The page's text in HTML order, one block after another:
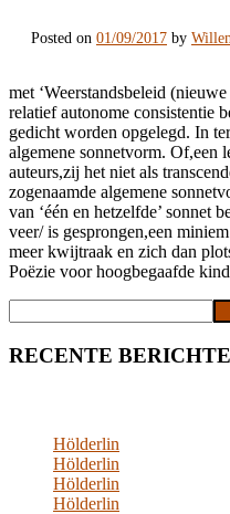
Posted on 01/09/2017 by
met ‘Weerstandsbeleid
relatief autonome consistentie
gedicht worden opgelegd. In
algemene sonnetvorm. Of,een
auteurs,zij het niet als
zogenaamde algemene
van ‘één en hetzelfde’ sonnet
veer/ is gesprongen,een
meer kwijtraak en zich dan
Poëzie voor hoogbegaafde
RECENTE
Hölderlin
Hölderlin
Hölderlin
Hölderlin